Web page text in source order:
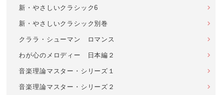
新・やさしいクラシック6
新・やさしいクラシック別巻
クララ・シューマン ロマンス
わが心のメロディー 日本編２
音楽理論マスター・シリーズ１
音楽理論マスター・シリーズ２